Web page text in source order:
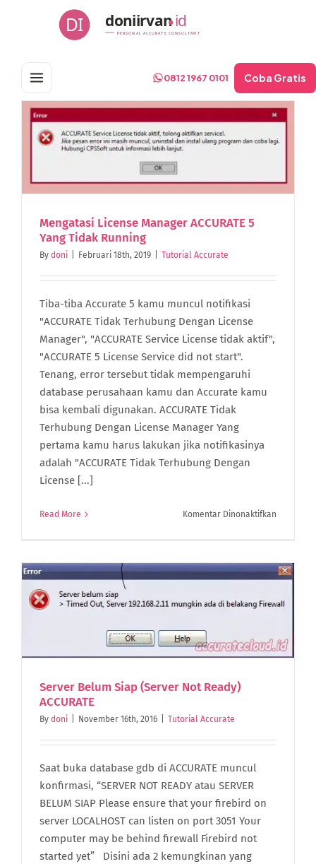
DI doniirvanid
PERSONAL ACCURATE CONSULTANT
0812 1967 0101 Coba Gratis
Mengatasi License Manager ACCURATE 5
Yang Tidak Running
By doni Februari 18th, 2019 Tutorial Accurate
Tiba-tiba Accurate 5 kamu muncul notifikasi
"ACCURATE Tidak Terhubung Dengan License
Manager", "ACCURATE Service License tidak aktif",
"ACCURATE 5 License Service did not start".
Tenang, error tersebut tidak mempengaruhi
database perusahaan kamu dan Accurate kamu
bisa kembali digunakan. ACCURATE Tidak
Terhubung Dengan License Manager Yang
pertama kamu harus lakukan jika notifikasinya
adalah "ACCURATE Tidak Terhubung Dengan
License [...]
Read More Komentar Dinonaktifkan
ACCURATE
Yang
Server Belum Siap (Server Not Ready)
ACCURATE
By doni November 16th, 2016 Tutorial Accurate
Saat buka database gdb di ACCURATE muncul
konfirmasi, “SERVER NOT READY atau SERVER
BELUM SIAP Please ensure that your firebird on
server LOCALHOST can listen on port 3051 Your
computer may be behind firewall Firebird not
started yet” Disini ada 2 kemungkinan yang